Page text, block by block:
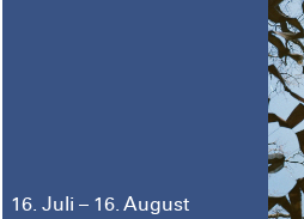
16. Juli – 16. August